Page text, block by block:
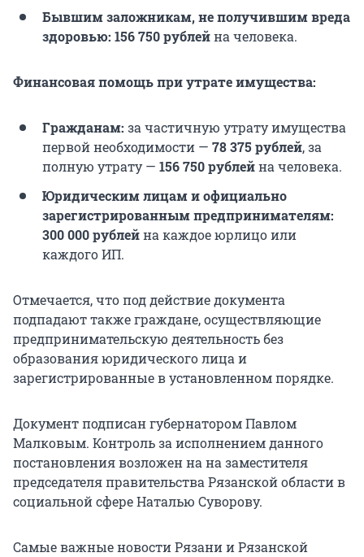
Бывшим заложникам, не получившим вреда
здоровью: 156 750 рублейна человека.
Финансовая помощь при утрате имущества:
Гражданам: за частичную утрату имущества
первой необходимости — 78 375 рублей, за
полную утрату — 156 750 рублейна человека.
Юридическим лицам и официально
зарегистрированным предпринимателям:
300 000 рублейна каждое юрлицо или
каждого ИП.
Отмечается, что под действие документа
подпадают также граждане, осуществляющие
предпринимательскую деятельность без
образования юридического лица и
зарегистрированные в установленном порядке.
Документ подписан губернатором Павлом
Малковым. Контроль за исполнением данного
постановления возложен на на заместителя
председателя правительства Рязанской области в
социальной сфере Наталью Суворову.
Самые важные новости Рязани и Рязанской